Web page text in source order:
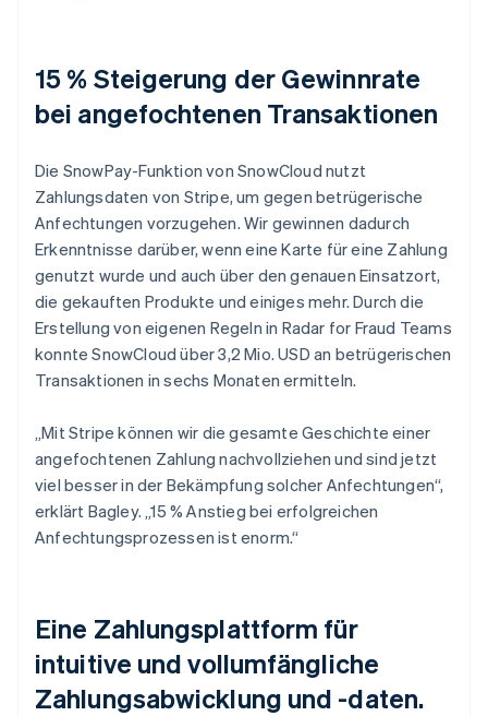
15 % Steigerung der Gewinnrate
bei angefochtenen Transaktionen
Die SnowPay-Funktion von SnowCloud nutzt
Zahlungsdaten von Stripe, um gegen betrügerische
Anfechtungen vorzugehen. Wir gewinnen dadurch
Erkenntnisse darüber, wenn eine Karte für eine Zahlung
genutzt wurde und auch über den genauen Einsatzort,
die gekauften Produkte und einiges mehr. Durch die
Erstellung von eigenen Regeln in Radar for Fraud Teams
konnte SnowCloud über 3,2 Mio. USD an betrügerischen
Transaktionen in sechs Monaten ermitteln.
„Mit Stripe können wir die gesamte Geschichte einer
angefochtenen Zahlung nachvollziehen und sind jetzt
viel besser in der Bekämpfung solcher Anfechtungen“,
erklärt Bagley. „15 % Anstieg bei erfolgreichen
Anfechtungsprozessen ist enorm.“
Eine Zahlungsplattform für
intuitive und vollumfängliche
Zahlungsabwicklung und -daten.